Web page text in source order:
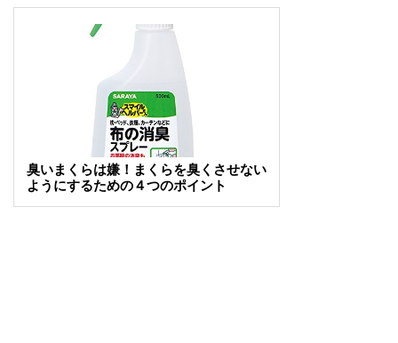
臭いまくらは嫌！まくらを臭くさせない
ようにするための４つのポイント